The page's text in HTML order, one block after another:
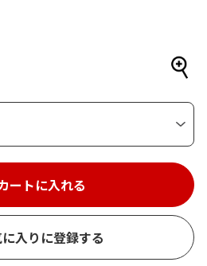
ートに入れる
入りに登録する